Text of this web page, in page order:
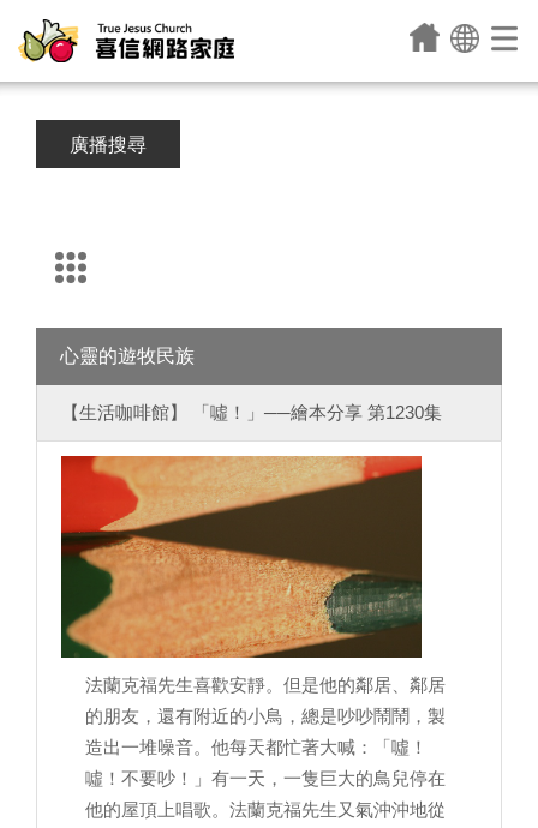
廣播搜尋
心靈的遊牧民族
【生活咖啡館】 「噓！」──繪本分享 第1230集
法蘭克福先生喜歡安靜。但是他的鄰居、鄰居
的朋友，還有附近的小鳥，總是吵吵鬧鬧，製
造出一堆噪音。他每天都忙著大喊：「噓！
噓！不要吵！」有一天，一隻巨大的鳥兒停在
他的屋頂上唱歌。法蘭克福先生又氣沖沖地從